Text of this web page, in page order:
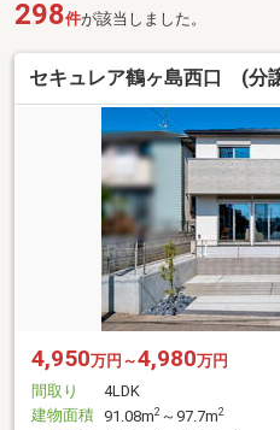
298件が該当しました。
セキュレア鶴ヶ島西口 (分
4,950万円～4,980万円
間取り
4LDK
建物面積 91.08m2 ～97.7m2